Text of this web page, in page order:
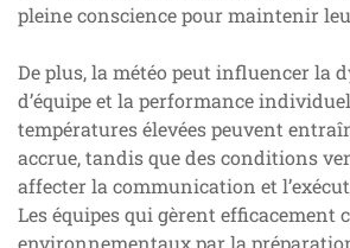
pleine conscience pour maintenir
De plus, la météo peut influencer la
d’équipe et la performance
températures élevées peuvent
accrue, tandis que des conditions
affecter la communication et
Les équipes qui gèrent efficacement
environnementaux par la